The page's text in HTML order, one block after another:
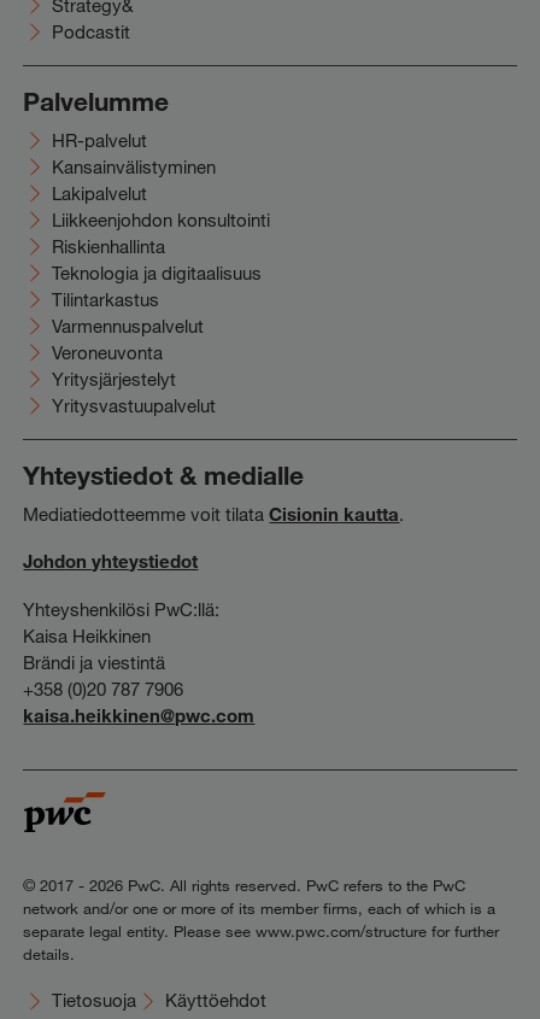
Strategy&
Podcastit
Palvelumme
HR-palvelut
Kansainvälistyminen
Lakipalvelut
Liikkeenjohdon konsultointi
Riskienhallinta
Teknologia ja digitaalisuus
Tilintarkastus
Varmennuspalvelut
Veroneuvonta
Yritysjärjestelyt
Yritysvastuupalvelut
Yhteystiedot & medialle
Mediatiedotteemme voit tilataCisionin kautta.
Johdon yhteystiedot
Yhteyshenkilösi PwC:llä:
Kaisa Heikkinen
Brändi ja viestintä
+358 (0)20 787 7906
kaisa.heikkinen@pwc.com
© 2017 - 2026 PwC. All rights reserved. PwC refers to the PwC
network and/or one or more of its member firms, each of which is a
separate legal entity. Please see www.pwc.com/structure for further
details.
Tietosuoja Käyttöehdot